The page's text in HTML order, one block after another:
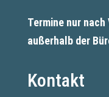
Termine nur
außerhalb der
Kontakt